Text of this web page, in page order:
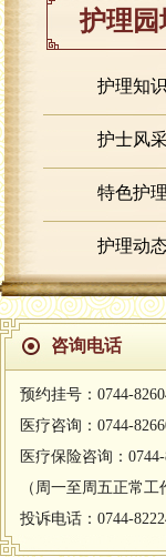
护理园
护理知识
护士风
特色护理
护理动
咨询电话
预约挂号：0744-
医疗咨询：0744-
医疗保险咨询：
（周一至周五正常工
投诉电话：0744-